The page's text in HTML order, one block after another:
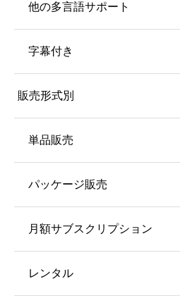
他の多言語サポート
字幕付き
販売形式別
単品販売
パッケージ販売
月額サブスクリプション
レンタル